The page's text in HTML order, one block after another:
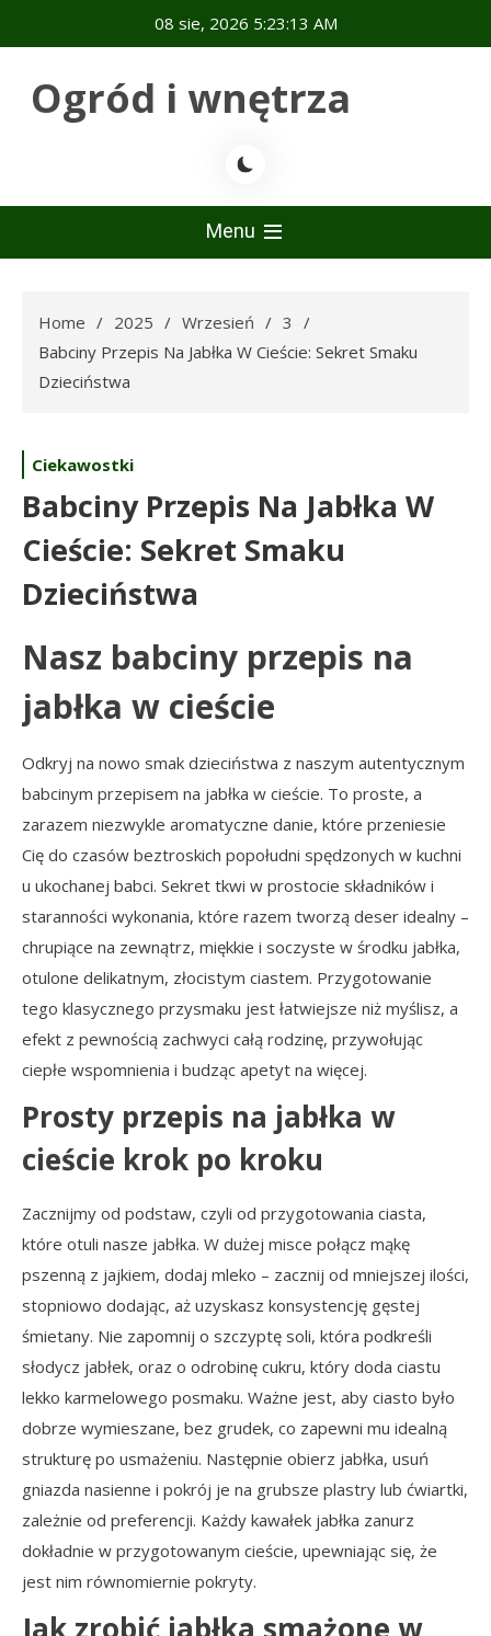
to
08 sie, 2026 5:23:14 AM
Ogród i wnętrza
Menu
Home 2025 Wrzesień
3
Babciny Przepis Na Jabłka W Cieście: Sekret Smaku
Dzieciństwa
Ciekawostki
Babciny Przepis Na Jabłka W
Cieście: Sekret Smaku
Dzieciństwa
Nasz babciny przepis na
jabłka w cieście
Odkryj na nowo smak dzieciństwa z naszym autentycznym
babcinym przepisem na jabłka w cieście. To proste, a
zarazem niezwykle aromatyczne danie, które przeniesie
Cię do czasów beztroskich popołudni spędzonych w kuchni
u ukochanej babci. Sekret tkwi w prostocie składników i
staranności wykonania, które razem tworzą deser idealny –
chrupiące na zewnątrz, miękkie i soczyste w środku jabłka,
otulone delikatnym, złocistym ciastem. Przygotowanie
tego klasycznego przysmaku jest łatwiejsze niż myślisz, a
efekt z pewnością zachwyci całą rodzinę, przywołując
ciepłe wspomnienia i budząc apetyt na więcej.
Prosty przepis na jabłka w
cieście krok po kroku
Zacznijmy od podstaw, czyli od przygotowania ciasta,
które otuli nasze jabłka. W dużej misce połącz mąkę
pszenną z jajkiem, dodaj mleko – zacznij od mniejszej ilości,
stopniowo dodając, aż uzyskasz konsystencję gęstej
śmietany. Nie zapomnij o szczyptę soli, która podkreśli
słodycz jabłek, oraz o odrobinę cukru, który doda ciastu
lekko karmelowego posmaku. Ważne jest, aby ciasto było
dobrze wymieszane, bez grudek, co zapewni mu idealną
strukturę po usmażeniu. Następnie obierz jabłka, usuń
gniazda nasienne i pokrój je na grubsze plastry lub ćwiartki,
zależnie od preferencji. Każdy kawałek jabłka zanurz
dokładnie w przygotowanym cieście, upewniając się, że
jest nim równomiernie pokryty.